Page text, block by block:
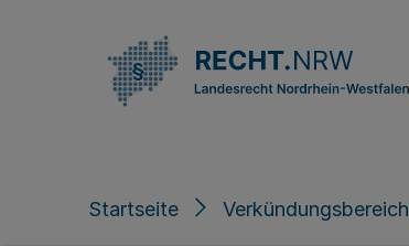
Startseite Verkündungsbereich